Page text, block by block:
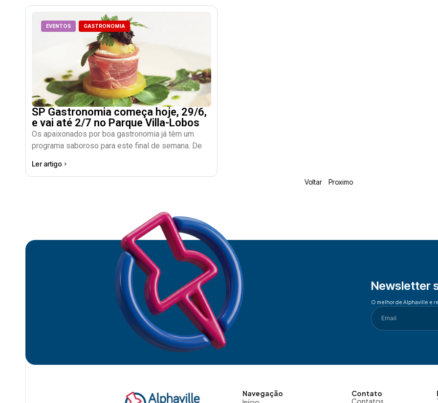
EVENTOS GASTRONOMIA
SP Gastronomia começa hoje, 29/6,
e vai até 2/7 no Parque Villa-Lobos
Os apaixonados por boa gastronomia já têm um
programa saboroso para este final de semana. De
Ler artigo
Voltar Proximo
Newsletter
O melhor de Alphaville e
Navegação
Contato